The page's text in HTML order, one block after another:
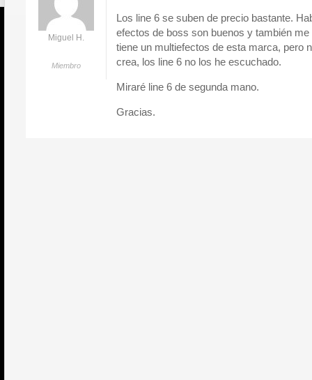
Miguel H.
Miembro
Los line 6 se suben de precio bastante.
efectos de boss son buenos y también
tiene un multiefectos de esta marca, pero
crea, los line 6 no los he escuchado.
Miraré line 6 de segunda mano.
Gracias.